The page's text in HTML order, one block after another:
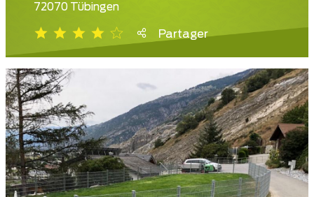
72070 Tübingen
Partager